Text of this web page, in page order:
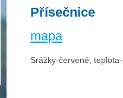
Přísečnice
mapa
Srážky-červené,